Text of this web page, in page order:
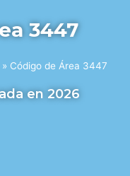
3447
» Código de Área 3447
en 2026